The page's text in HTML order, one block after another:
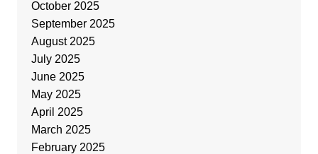
October 2025
September 2025
August 2025
July 2025
June 2025
May 2025
April 2025
March 2025
February 2025